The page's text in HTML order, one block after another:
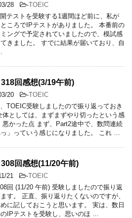
28 -TOEIC
テストを受験する1週間ほど前に、私が
ころでIPテストがありました。 本番前の
ングで予定されていましたので、模試感
きました。 すでに結果が届いており、自
回感想(3/19午前)
20 -TOEIC
TOEIC受験しましたので振り返っておき
体としては、まずまずやり切ったという感
悪かった点 まず、Part2途中で、数問連続
」っていう感じになりました。 これ …
回感想(11/20午前)
21 -TOEIC
回 (11/20 午前) 受験しましたので振り返
す。 正直、振り返りたくないのですが、
に記しておこうと思います。 実は、数日
IPテストを受験し、思いのほ …